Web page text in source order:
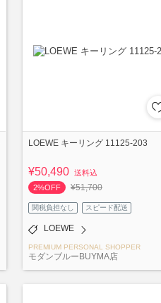
LOEWE キーリング 11125-203
¥50,490 送料込
2%OFF
¥51,700
関税負担なし スピード配送
LOEWE
PREMIUM PERSONAL SHOPPER
モダンブルーBUYMA店